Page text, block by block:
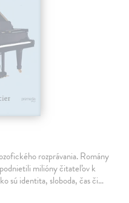
rozprávania. Romány
milióny čitateľov k
sú identita, sloboda, čas či…